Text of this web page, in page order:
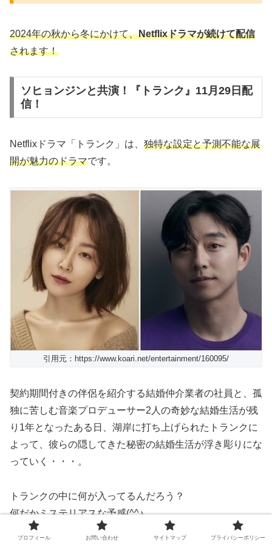
2024年の秋から冬にかけて、Netflixドラマが続けて配信
されます！
ソヒョンジンと共演！『トランク』11月29日配
信！
Netflixドラマ「トランク」は、 独特な設定と予測不能な展
開が魅力のドラマです。
引用元：https://www.koari.net/entertainment/160095/
契約期間付きの伴侶を紹介する結婚仲介業者の社員と、孤
独に苦しむ音楽プロデューサー2人の奇妙な結婚生活が残
り1年となったある日、湖岸に打ち上げられたトランクに
よって、彼らの隠してきた秘密の結婚生活が浮き彫りにな
っていく・・・。
トランクの中に何が入ってるんだろう？
何だかミステリアスな予感(^^♪
ミステリー好きの私としては、とても待ち遠しいです♪
プロフィール お問い合わせ サイトマップ プライバシーポリシー